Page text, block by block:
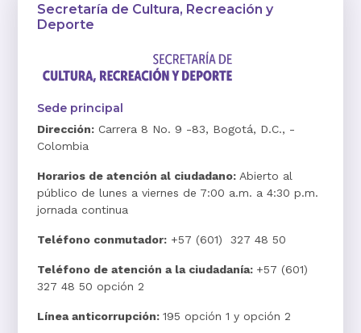
Secretaría de Cultura, Recreación y
Deporte
Sede principal
Dirección: Carrera 8 No. 9 -83, Bogotá, D.C., -
Colombia
Horarios de atención al ciudadano: Abierto al
público de lunes a viernes de 7:00 a.m. a 4:30 p.m.
jornada continua
Teléfono conmutador: +57 (601) 327 48 50
Teléfono de atención a la ciudadanía: +57 (601)
327 48 50 opción 2
Línea anticorrupción:195 opción 1 y opción 2